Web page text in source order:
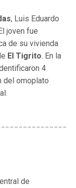
, Luis Eduardo
joven fue
de su vivienda
El Tigrito. En la
4
del omoplato
de